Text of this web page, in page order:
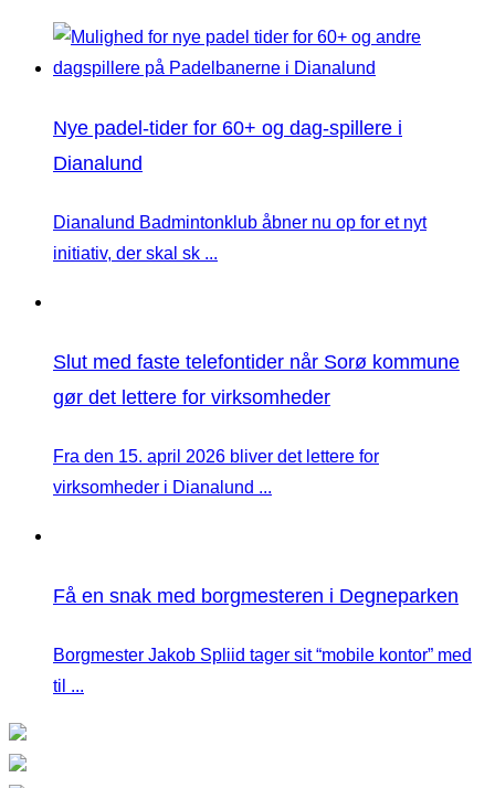
Nye padel-tider for 60+ og dag-spillere i
Dianalund
Dianalund Badmintonklub åbner nu op for et nyt
initiativ, der skal sk ...
Slut med faste telefontider når Sorø kommune
gør det lettere for virksomheder
Fra den 15. april 2026 bliver det lettere for
virksomheder i Dianalund ...
Få en snak med borgmesteren i Degneparken
Borgmester Jakob Spliid tager sit “mobile kontor” med
til ...